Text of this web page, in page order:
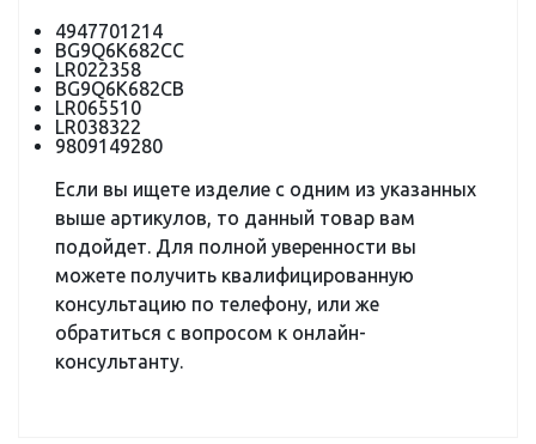
4947701214
BG9Q6K682CC
LR022358
BG9Q6K682CB
LR065510
LR038322
9809149280
Если вы ищете изделие с одним из указанных
выше артикулов, то данный товар вам
подойдет. Для полной уверенности вы
можете получить квалифицированную
консультацию по телефону, или же
обратиться с вопросом к онлайн-
консультанту.